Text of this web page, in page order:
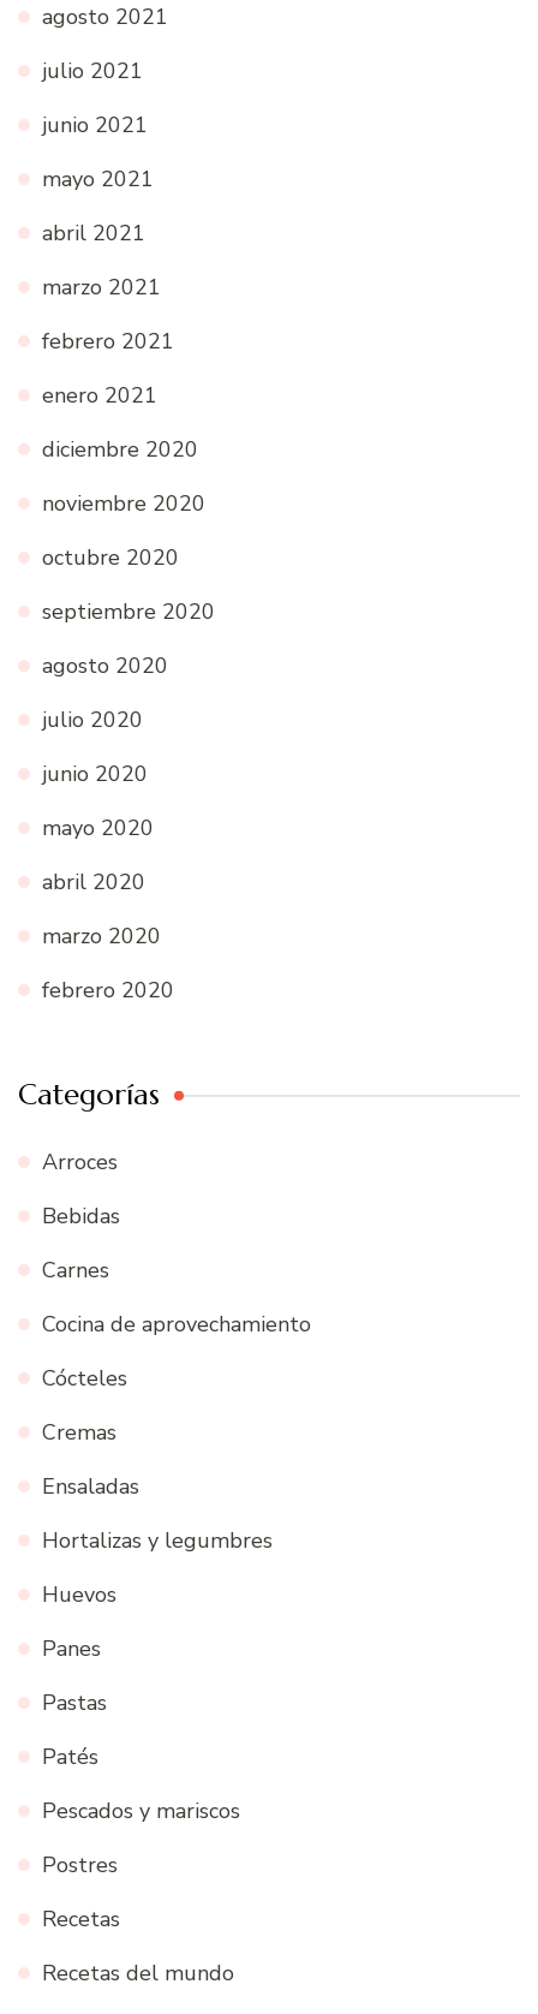
agosto 2021
julio 2021
junio 2021
mayo 2021
abril 2021
marzo 2021
febrero 2021
enero 2021
diciembre 2020
noviembre 2020
octubre 2020
septiembre 2020
agosto 2020
julio 2020
junio 2020
mayo 2020
abril 2020
marzo 2020
febrero 2020
Categorías
Arroces
Bebidas
Carnes
Cocina de aprovechamiento
Cócteles
Cremas
Ensaladas
Hortalizas y legumbres
Huevos
Panes
Pastas
Patés
Pescados y mariscos
Postres
Recetas
Recetas del mundo